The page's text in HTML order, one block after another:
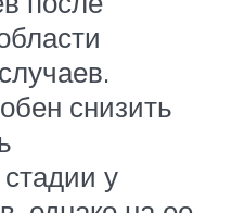
снизить
стадии у